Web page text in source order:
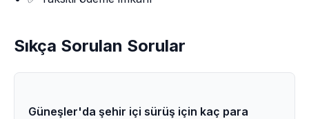
Sıkça Sorulan Sorular
Güneşler'da şehir içi sürüş için kaç para